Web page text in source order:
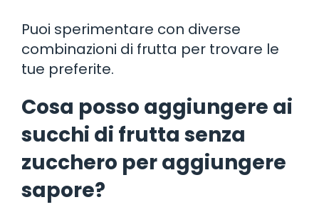
Puoi sperimentare con diverse
combinazioni di frutta per trovare le
tue preferite.
Cosa posso aggiungere ai
succhi di frutta senza
zucchero per aggiungere
sapore?